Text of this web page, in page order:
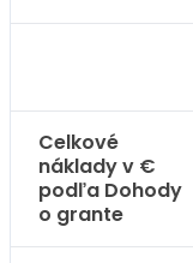
Celkové
náklady v €
podľa Dohody
o grante